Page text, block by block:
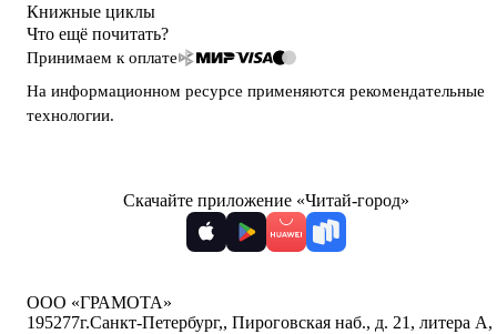
Книжные циклы
Что ещё почитать?
Принимаем к оплате
На информационном ресурсе применяются рекомендательные
технологии.
Скачайте приложение «Читай-город»
ООО «ГРАМОТА»
195277г.Санкт-Петербург,, Пироговская наб., д. 21, литера А,